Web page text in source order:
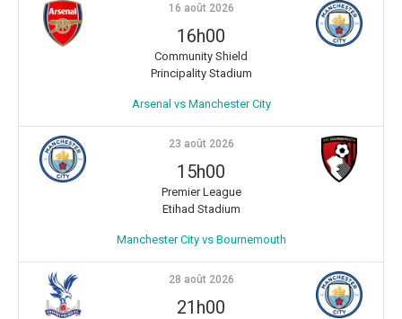
16 août 2026
16h00
Community Shield
Principality Stadium
Arsenal vs Manchester City
23 août 2026
15h00
Premier League
Etihad Stadium
Manchester City vs Bournemouth
28 août 2026
21h00